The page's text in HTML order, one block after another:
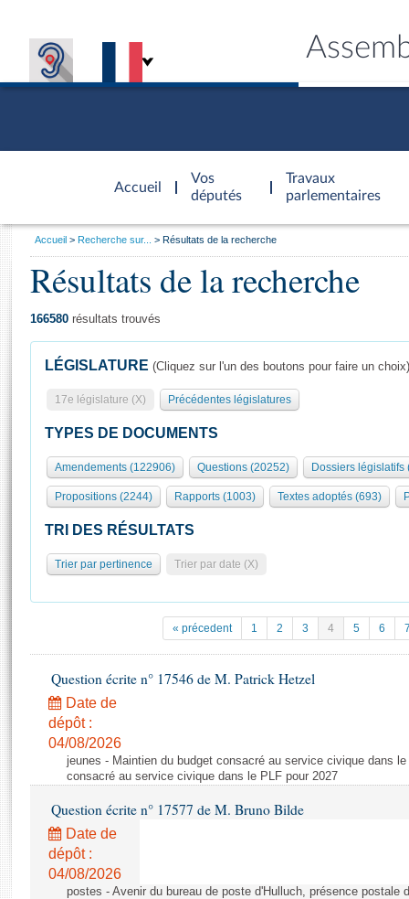
Accueil
d'accueil
Vos
députés
Travaux
parlementaires
Présidence
577 députés
Groupes politiques
Séance publique
Commissions et autres organes
Europe et International
Pétitions
Projets de loi
Propositions de loi
Amendements
Textes adoptés
Rapports législatifs
Rapports sur l'application des lois
Baromètre de l’application des lois
Général
Rôle et pouvoirs de l'Assemblée
Organisation de l'Assemblée
Présidence Conférence des Présidents Bureau Collège des
Statistiques et chiffres clés
Documents de référence
( Constitution | Règlement de l'Assemblée ... )
Histoire
Juniors
Anciennes législatures
Visiter l'Assemblée
Visite virtuelle du palais Bourbon
Assister à une séance
Contacts et plan d'accès
Photos libres de droit
Vous
Accueil Recherche sur... Résultats de la recherche
Résultats de la recherche
166580 résultats trouvés
LÉGISLATURE (Cliquez sur l'un des boutons pour faire un choix)
17e législature (X) Précédentes législatures
TYPES DE DOCUMENTS
Amendements (122906) Questions (20252) Dossiers législatifs
Propositions (2244) Rapports (1003) Textes adoptés (693)
TRI DES RÉSULTATS
Trier par pertinence Trier par date (X)
« précedent 1 2 3 4 5 6
Question écrite n° 17546 de M. Patrick Hetzel
Date de
dépôt :
04/08/2026
jeunes - Maintien du budget consacré au service civique dans
consacré au service civique dans le PLF pour 2027
Question écrite n° 17577 de M. Bruno Bilde
Date de
dépôt :
04/08/2026
postes - Avenir du bureau de poste d'Hulluch, présence postale